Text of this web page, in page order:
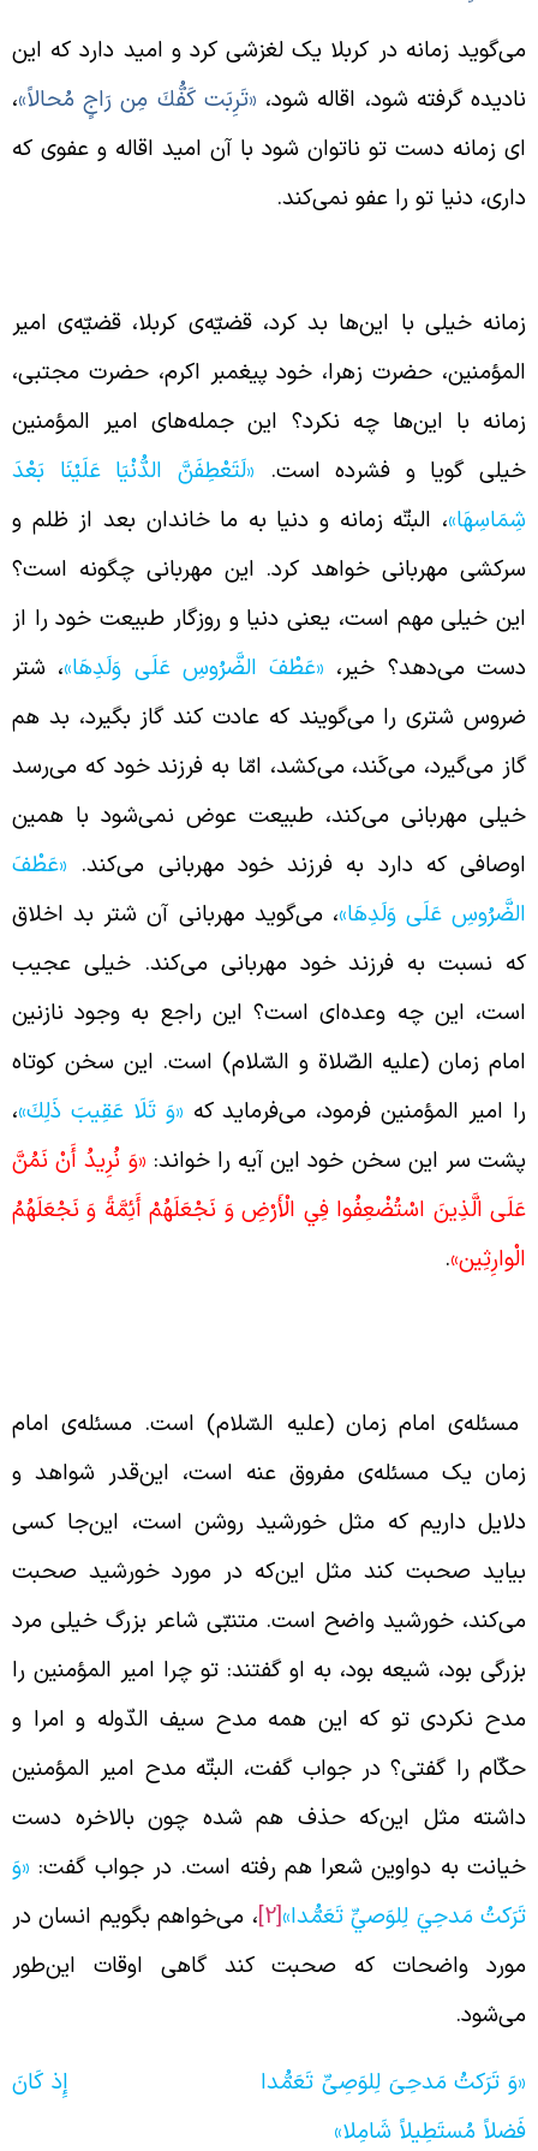
زمانه در کربلا یک لغزشی کرد و امید دارد که این
گرفته شود، اقاله شود،«تَرِبَت كَفُّكَ مِن رَاجٍ مُحالاً»،
زمانه دست تو ناتوان شود با آن امید اقاله و عفوی که
دنیا تو را عفو نمی‌کند.
خیلی با این‌ها بد کرد، قضیّه‌ی کربلا، قضیّه‌ی امیر
حضرت زهرا، خود پیغمبر اکرم، حضرت مجتبی،
با این‌ها چه نکرد؟ این جمله‌های امیر المؤمنین
گویا و فشرده است. «لَتَعْطِفَنَّ الدُّنْيَا عَلَيْنَا بَعْدَ
، البتّه زمانه و دنیا به ما خاندان بعد از ظلم و
مهربانی خواهد کرد. این مهربانی چگونه است؟
خیلی مهم است، یعنی دنیا و روزگار طبیعت خود را از
می‌دهد؟ خیر،«عَطْفَ الضَّرُوسِ‏ عَلَى وَلَدِهَا»، شتر
شتری را می‌گویند که عادت کند گاز بگیرد، بد هم
می‌گیرد، می‌کَند، می‌کشد، امّا به فرزند خود که می‌رسد
مهربانی می‌کند، طبیعت عوض نمی‌شود با همین
که دارد به فرزند خود مهربانی می‌کند. «عَطْفَ
عَلَى وَلَدِهَا»، می‌گوید مهربانی آن شتر بد اخلاق
نسبت به فرزند خود مهربانی می‌کند. خیلی عجیب
این چه وعده‌ای است؟ این راجع به وجود نازنین
زمان (علیه الصّلاة و السّلام) است. این سخن کوتاه
امیر المؤمنین فرمود، می‌فرماید که«وَ تَلَا عَقِيبَ ذَلِكَ»،
سر این سخن خود این آیه را خواند:«وَ نُرِيدُ أَنْ نَمُنَّ
الَّذِينَ اسْتُضْعِفُوا فِي الْأَرْضِ وَ نَجْعَلَهُمْ أَئِمَّةً وَ نَجْعَلَهُمُ
.
امام زمان (علیه السّلام) است. مسئله‌ی امام
یک مسئله‌ی مفروق عنه است، این‌قدر شواهد و
داریم که مثل خورشید روشن است، این‌جا کسی
صحبت کند مثل این‌که در مورد خورشید صحبت
خورشید واضح است. متنبّی شاعر بزرگ خیلی مرد
بود، شیعه بود، به او گفتند: تو چرا امیر المؤمنین را
نکردی تو که این همه مدح سیف الدّوله و امرا و
را گفتی؟ در جواب گفت، البتّه مدح امیر المؤمنین
مثل این‌که حذف هم شده چون بالاخره دست
به دواوین شعرا هم رفته است. در جواب گفت:«وَ
مَدحِيَ لِلوَصيِّ تَعَمُّدا»[2] ، می‌خواهم بگویم انسان در
واضحات که صحبت کند گاهی اوقات این‌طور
تَرَكتُ مَدحِىَ لِلوَصِىِّ تَعَمُّدا إِذ كَانَ
مُستَطِيلاً شَامِلا»